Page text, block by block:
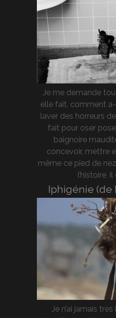
Je me demande
elle fait, comment
laver des horreurs
fait pour oser
baignoire
concevoir, mettre
même ce pied de
l’histoire,
Iphigénie (de
Je n’ai jamais